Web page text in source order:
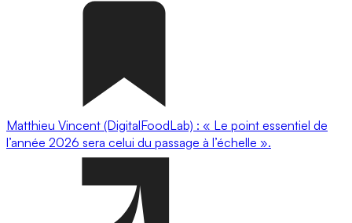
Matthieu Vincent (DigitalFoodLab) : « Le point essentiel de
l’année 2026 sera celui du passage à l’échelle ».